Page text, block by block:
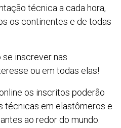
técnica a cada hora,
os continentes e de todas
inscrever nas
ou em todas elas!
os inscritos poderão
técnicas em elastômeros e
ao redor do mundo.